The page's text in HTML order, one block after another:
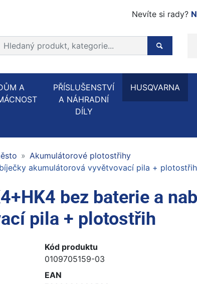
Nevíte si rady?
Prohledat web
Hledaný
A
PŘÍSLUŠENSTVÍ
A NÁHRADNÍ
DÍLY
HUSQVARNA
Akumulátorové plotostřihy
akumulátorová vyvětvovací pila + plotostřih
bez baterie a
pila + plotostřih
Kód produktu
0109705159-03
EAN